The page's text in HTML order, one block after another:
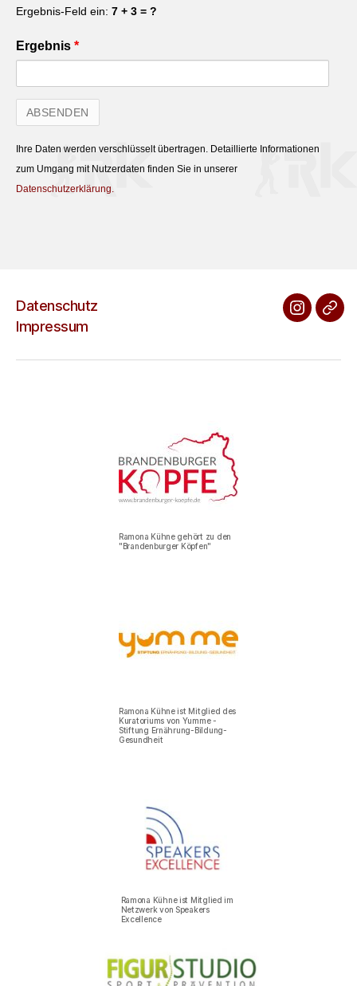
Ergebnis-Feld ein: 7 + 3 = ?
Ergebnis *
Ihre Daten werden verschlüsselt übertragen. Detaillierte Informationen
zum Umgang mit Nutzerdaten finden Sie in unserer
Datenschutzerklärung.
Datenschutz
Impressum
Ramona Kühne gehört zu den
"Brandenburger Köpfen"
Ramona Kühne ist Mitglied des
Kuratoriums von Yumme -
Stiftung Ernährung-Bildung-
Gesundheit
Ramona Kühne ist Mitglied im
Netzwerk von Speakers
Excellence